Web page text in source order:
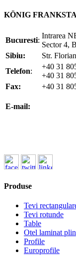
KÖNIG
Bucuresti:
Intrarea
Sector 4,
Sibiu:
Str.
Telefon:
+40 31
+40 31
Fax:
+40 31
E-mail:
Produse
Tevi
Tevi rotunde
Table
Otel laminat plin
Profile
Europrofile